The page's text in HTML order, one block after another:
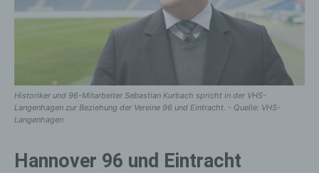
Historiker und 96-Mitarbeiter Sebastian Kurbach spricht in der VHS-
Langenhagen zur Beziehung der Vereine 96 und Eintracht. - Quelle: VHS-
Langenhagen
Hannover 96 und Eintracht